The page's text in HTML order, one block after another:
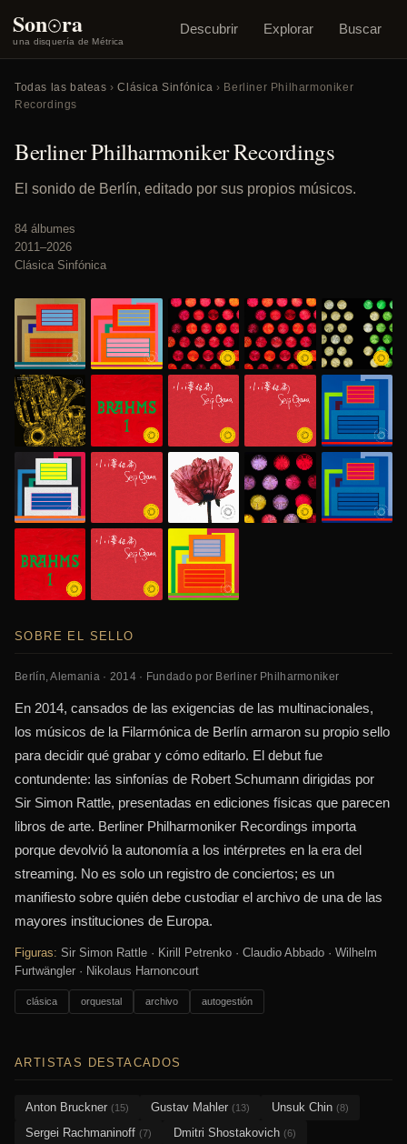
Son o
ra
una disquería de Métrica
Descubrir Explorar Buscar
Todas las bateas ›Clásica Sinfónica › Berliner Philharmoniker
Recordings
Berliner Philharmoniker Recordings
El sonido de Berlín, editado por sus propios músicos.
84 álbumes
2011–2026
Clásica Sinfónica
SOBRE EL SELLO
Berlín, Alemania · 2014 · Fundado por Berliner Philharmoniker
En 2014, cansados de las exigencias de las multinacionales,
los músicos de la Filarmónica de Berlín armaron su propio sello
para decidir qué grabar y cómo editarlo. El debut fue
contundente: las sinfonías de Robert Schumann dirigidas por
Sir Simon Rattle, presentadas en ediciones físicas que parecen
libros de arte. Berliner Philharmoniker Recordings importa
porque devolvió la autonomía a los intérpretes en la era del
streaming. No es solo un registro de conciertos; es un
manifiesto sobre quién debe custodiar el archivo de una de las
mayores instituciones de Europa.
Figuras: Sir Simon Rattle · Kirill Petrenko · Claudio Abbado · Wilhelm
Furtwängler · Nikolaus Harnoncourt
clásica orquestal archivo autogestión
ARTISTAS DESTACADOS
Anton Bruckner (15) Gustav Mahler (13) Unsuk Chin (8)
Sergei Rachmaninoff (7) Dmitri Shostakovich (6)